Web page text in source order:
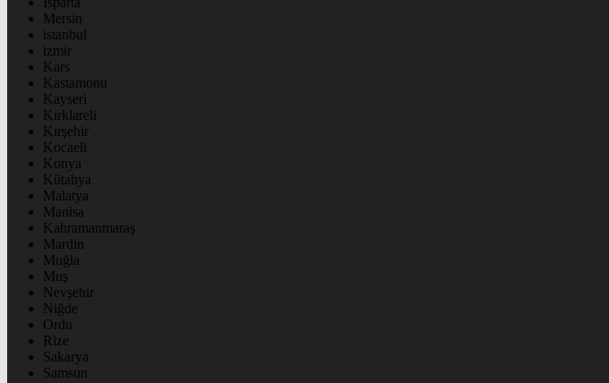
Mersin
istanbul
izmir
Kars
Kastamonu
Kayseri
Kırklareli
Kırşehir
Kocaeli
Konya
Kütahya
Malatya
Manisa
Kahramanmaraş
Mardin
Muğla
Muş
Nevşehir
Niğde
Ordu
Rize
Sakarya
Samsun